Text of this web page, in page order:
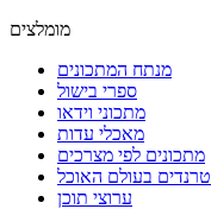
מומלצים
מנתח המתכונים
ספרי בישול
מתכוני וידאו
מאכלי עדות
מתכונים לפי מצרכים
טרנדים בעולם האוכל
ערוצי תוכן